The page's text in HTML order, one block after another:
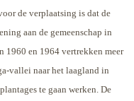
de verplaatsing is dat de
aan de gemeenschap in
1960 en 1964 vertrekken meer
vallei naar het laagland in
te gaan werken. De